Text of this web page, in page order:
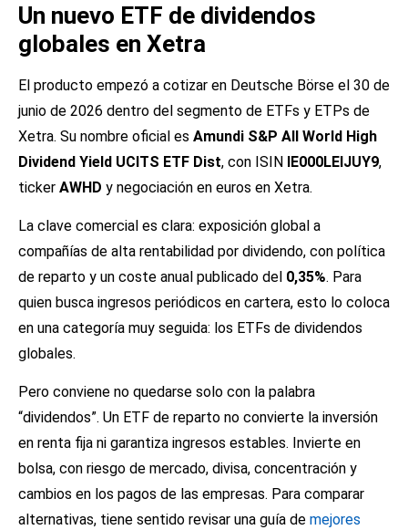
Un nuevo ETF de dividendos
globales en Xetra
El producto empezó a cotizar en Deutsche Börse el 30 de
junio de 2026 dentro del segmento de ETFs y ETPs de
Xetra. Su nombre oficial es Amundi S&P All World High
Dividend Yield UCITS ETF Dist, con ISIN IE000LEIJUY9,
ticker AWHD y negociación en euros en Xetra.
La clave comercial es clara: exposición global a
compañías de alta rentabilidad por dividendo, con política
de reparto y un coste anual publicado del 0,35%. Para
quien busca ingresos periódicos en cartera, esto lo coloca
en una categoría muy seguida: los ETFs de dividendos
globales.
Pero conviene no quedarse solo con la palabra
“dividendos”. Un ETF de reparto no convierte la inversión
en renta fija ni garantiza ingresos estables. Invierte en
bolsa, con riesgo de mercado, divisa, concentración y
cambios en los pagos de las empresas. Para comparar
alternativas, tiene sentido revisar una guía de mejores